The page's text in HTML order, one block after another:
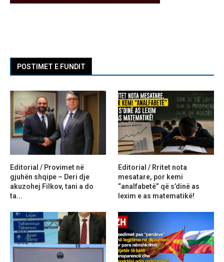
POSTIMET E FUNDIT
Editorial / Provimet në
gjuhën shqipe – Deri dje
akuzohej Filkov, tani a do
ta...
Editorial / Rritet nota
mesatare, por kemi
“analfabetë” që s’dinë as
lexim e as matematikë!